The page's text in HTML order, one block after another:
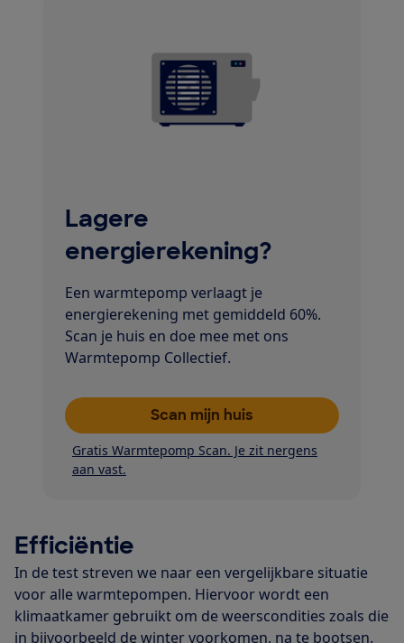
Lagere
energierekening?
Een warmtepomp verlaagt je
energierekening met gemiddeld 60%.
Scan je huis en doe mee met ons
Warmtepomp Collectief.
Scan mijn huis
Gratis Warmtepomp Scan. Je zit nergens
aan vast.
Efficiëntie
In de test streven we naar een vergelijkbare situatie
voor alle warmtepompen. Hiervoor wordt een
klimaatkamer gebruikt om de weerscondities zoals die
in bijvoorbeeld de winter voorkomen, na te bootsen.